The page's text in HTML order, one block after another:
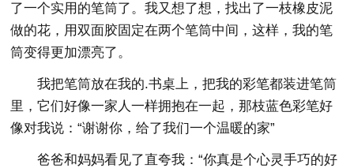
了一个实用的笔筒了。我又想了想，找出了一枝橡皮泥
做的花，用双面胶固定在两个笔筒中间，这样，我的笔
筒变得更加漂亮了。
我把笔筒放在我的.书桌上，把我的彩笔都装进笔筒
里，它们好像一家人一样拥抱在一起，那枝蓝色彩笔好
像对我说：“谢谢你，给了我们一个温暖的家”
爸爸和妈妈看见了直夸我：“你真是个心灵手巧的好